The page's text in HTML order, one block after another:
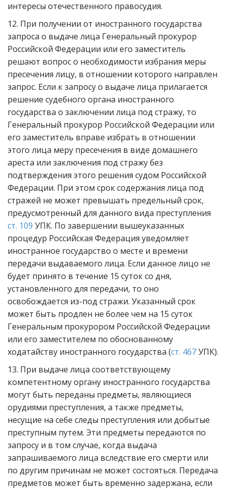
интересы отечественного правосудия.
12. При получении от иностранного государства
запроса о выдаче лица Генеральный прокурор
Российской Федерации или его заместитель
решают вопрос о необходимости избрания меры
пресечения лицу, в отношении которого направлен
запрос. Если к запросу о выдаче лица прилагается
решение судебного органа иностранного
государства о заключении лица под стражу, то
Генеральный прокурор Российской Федерации или
его заместитель вправе избрать в отношении
этого лица меру пресечения в виде домашнего
ареста или заключения под стражу без
подтверждения этого решения судом Российской
Федерации. При этом срок содержания лица под
стражей не может превышать предельный срок,
предусмотренный для данного вида преступления
ст. 109 УПК. По завершении вышеуказанных
процедур Российская Федерация уведомляет
иностранное государство о месте и времени
передачи выдаваемого лица. Если данное лицо не
будет принято в течение 15 суток со дня,
установленного для передачи, то оно
освобождается из-под стражи. Указанный срок
может быть продлен не более чем на 15 суток
Генеральным прокурором Российской Федерации
или его заместителем по обоснованному
ходатайству иностранного государства (ст. 467УПК).
13. При выдаче лица соответствующему
компетентному органу иностранного государства
могут быть переданы предметы, являющиеся
орудиями преступления, а также предметы,
несущие на себе следы преступления или добытые
преступным путем. Эти предметы передаются по
запросу и в том случае, когда выдача
запрашиваемого лица вследствие его смерти или
по другим причинам не может состояться. Передача
предметов может быть временно задержана, если